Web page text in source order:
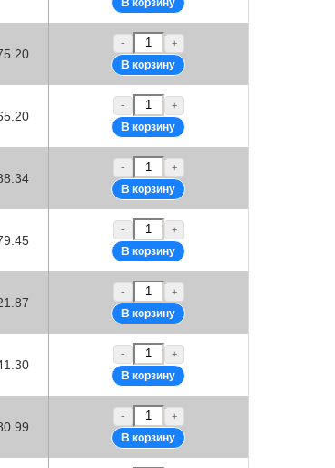
- +
- +
- +
- +
- +
- +
- +